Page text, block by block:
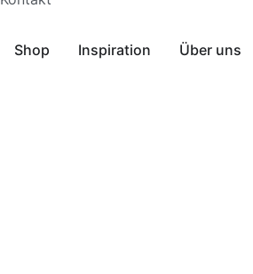
Shop Inspiration Über uns